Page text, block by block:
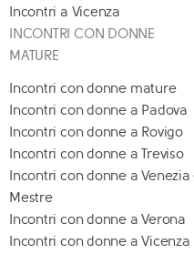
Incontri a Vicenza
INCONTRI CON DONNE
MATURE
Incontri con donne mature
Incontri con donne a Padova
Incontri con donne a Rovigo
Incontri con donne a Treviso
Incontri con donne a Venezia
Mestre
Incontri con donne a Verona
Incontri con donne a Vicenza